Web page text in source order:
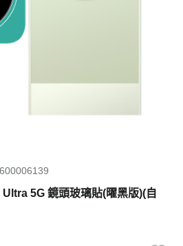
5G 鏡頭玻璃貼(曜黑版)(自